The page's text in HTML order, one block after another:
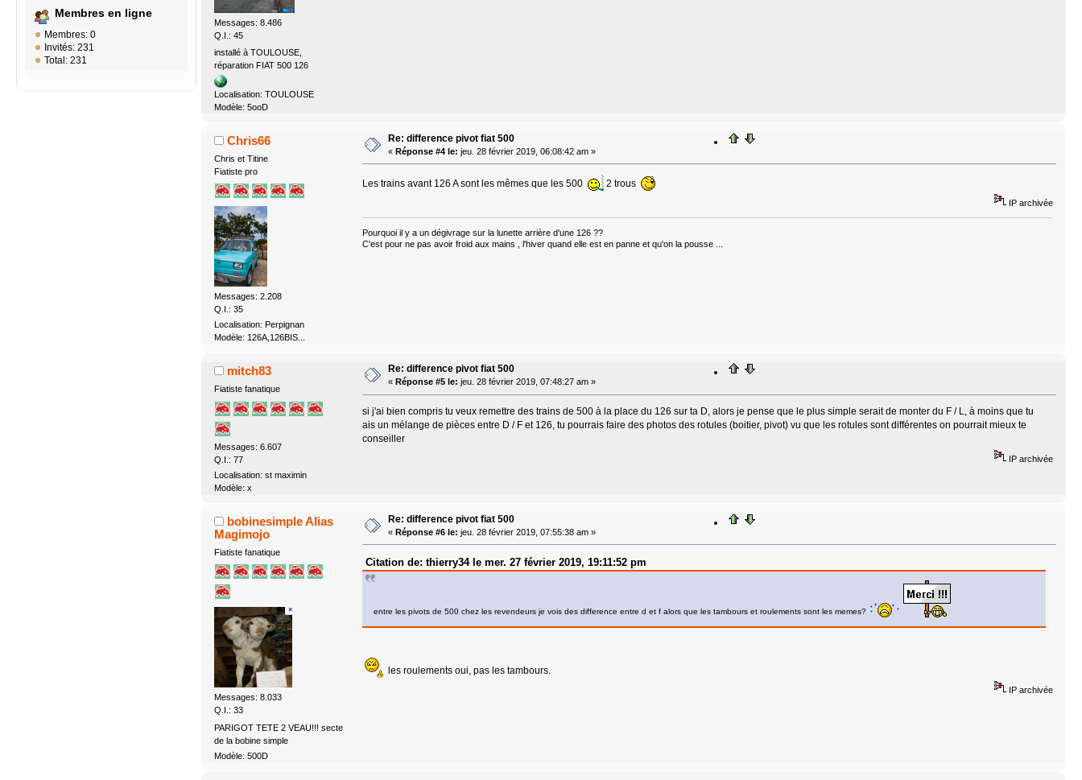
Membres en ligne
Membres: 0
Invités: 231
Total: 231
Messages: 8.486
Q.I.: 45
installé à TOULOUSE,
réparation FIAT 500 126
Localisation: TOULOUSE
Modèle: 5ooD
Chris66
Chris et Titine
Fiatiste pro
Messages: 2.208
Q.I.: 35
Localisation: Perpignan
Modèle: 126A,126BIS...
Re: difference pivot fiat 500
« Réponse #4 le: jeu. 28 février 2019, 06:08:42 am »
Les trains avant 126 A sont les mêmes que les 500 2 trous
IP archivée
Pourquoi il y a un dégivrage sur la lunette arrière d'une 126 ??
C'est pour ne pas avoir froid aux mains , l'hiver quand elle est en panne et qu'on la pousse ...
mitch83
Fiatiste fanatique
Messages: 6.607
Q.I.: 77
Localisation: st maximin
Modèle: x
Re: difference pivot fiat 500
« Réponse #5 le: jeu. 28 février 2019, 07:48:27 am »
si j'ai bien compris tu veux remettre des trains de 500 à la place du 126 sur ta D, alors je pense que le plus simple serait de monter du F / L, à moins que tu
ais un mélange de pièces entre D / F et 126, tu pourrais faire des photos des rotules (boitier, pivot) vu que les rotules sont différentes on pourrait mieux te
conseiller
IP archivée
bobinesimple Alias
Magimojo
Fiatiste fanatique
Messages: 8.033
Q.I.: 33
PARIGOT TETE 2 VEAU!!! secte
de la bobine simple
Modèle: 500D
Re: difference pivot fiat 500
« Réponse #6 le: jeu. 28 février 2019, 07:55:38 am »
Citation de: thierry34 le mer. 27 février 2019, 19:11:52 pm
entre les pivots de 500 chez les revendeurs je vois des difference entre d et f alors que les tambours et roulements sont les memes?
les roulements oui, pas les tambours.
IP archivée